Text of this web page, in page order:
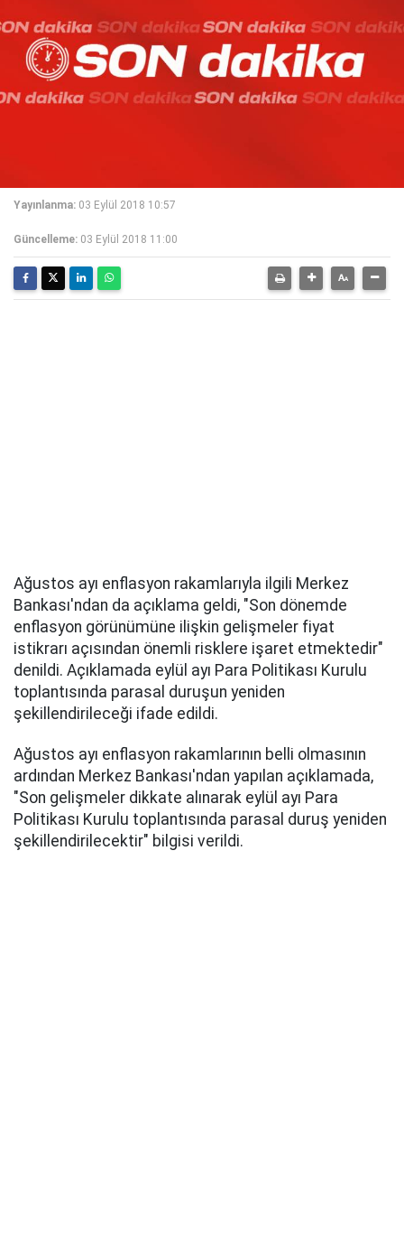
Yayınlanma: 03 Eylül 2018 10:57
Güncelleme: 03 Eylül 2018 11:00
Ağustos ayı enflasyon rakamlarıyla ilgili Merkez
Bankası'ndan da açıklama geldi, "Son dönemde
enflasyon görünümüne ilişkin gelişmeler fiyat
istikrarı açısından önemli risklere işaret etmektedir"
denildi. Açıklamada eylül ayı Para Politikası Kurulu
toplantısında parasal duruşun yeniden
şekillendirileceği ifade edildi.
Ağustos ayı enflasyon rakamlarının belli olmasının
ardından Merkez Bankası'ndan yapılan açıklamada,
"Son gelişmeler dikkate alınarak eylül ayı Para
Politikası Kurulu toplantısında parasal duruş yeniden
şekillendirilecektir" bilgisi verildi.